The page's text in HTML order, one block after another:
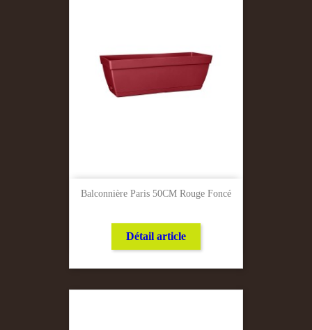
Balconnière Paris 50CM Rouge Foncé
Détail article